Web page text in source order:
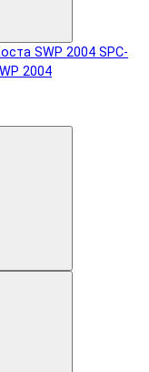
SPC-
2004